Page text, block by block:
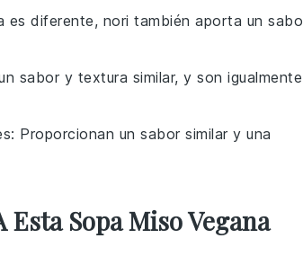
es diferente, nori también aporta un
sabor y textura similar, y son igualmente
: Proporcionan un sabor similar y una
Sopa Miso Vegana